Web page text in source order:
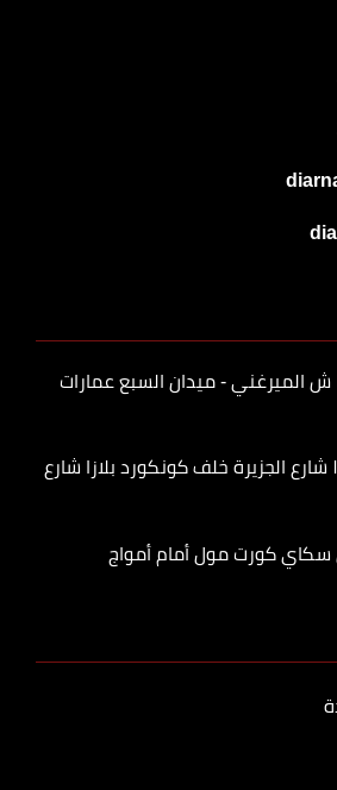
مصر الجديدة ١٢٩ ش الميرغني - ميدان السبع عمارات
التجمع الخامس ١٠ شارع الجزيرة خلف كونكورد بلازا شارع
سكاي كورت مول أمام أمواج